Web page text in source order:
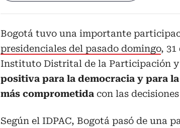
Bogotá tuvo una importante
presidenciales del pasado domingo, 31
Instituto Distrital de la Participación y
positiva para la democracia y para
más comprometida con las
Según el IDPAC, Bogotá pasó de una